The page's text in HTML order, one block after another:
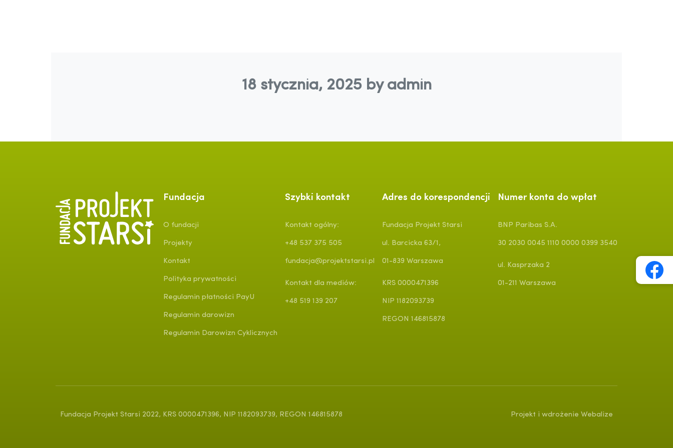
18 stycznia, 2025 by admin
Fundacja
O fundacji
Projekty
Kontakt
Polityka prywatności
Regulamin płatności PayU
Regulamin darowizn
Regulamin Darowizn Cyklicznych
Szybki kontakt
Kontakt ogólny:
+48 537 375 505
fundacja@projektstarsi.pl
Kontakt dla mediów:
+48 519 139 207
Adres do korespondencji
Fundacja Projekt Starsi
ul. Barcicka 63/1,
01-839 Warszawa
KRS 0000471396
NIP 1182093739
REGON 146815878
Numer konta do wpłat
BNP Paribas S.A.
30 2030 0045 1110 0000 0399 3540
ul. Kasprzaka 2
01-211 Warszawa
Fundacja Projekt Starsi 2022, KRS 0000471396, NIP 1182093739, REGON 146815878 Projekt i wdrożenie Webalize